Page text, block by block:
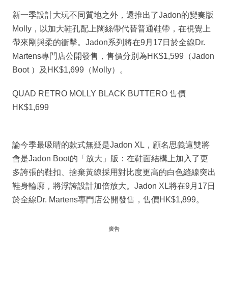
新一季設計大玩不同質地之外，還推出了Jadon的變奏版
Molly，以加大鞋孔配上闊絲帶代替普通鞋帶，在視覺上
帶來剛與柔的衝擊。Jadon系列將在9月17日於全線Dr.
Martens專門店公開發售，售價分別為HK$1,599（Jadon
Boot ）及HK$1,699（Molly）。
QUAD RETRO MOLLY BLACK BUTTERO 售價
HK$1,699
論今季最吸睛的款式無疑是Jadon XL，顧名思義這雙將
會是Jadon Boot的「放大」版：在鞋面結構上加入了更
多誇張的鞋扣、捨棄黃線採用對比度更高的白色縫線突出
鞋身輪廓，將浮誇設計加倍放大。Jadon XL將在9月17日
於全線Dr. Martens專門店公開發售，售價HK$1,899。
廣告